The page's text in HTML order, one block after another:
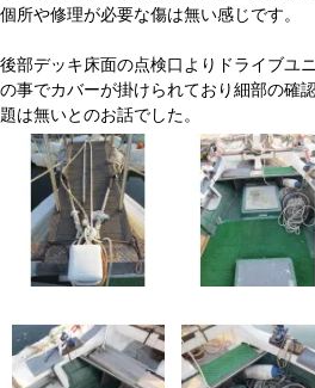
個所や修理が必要な傷は無い感じです。
後部デッキ床面の点検口よりドライブユ
の事でカバーが掛けられており細部の確
題は無いとのお話でした。